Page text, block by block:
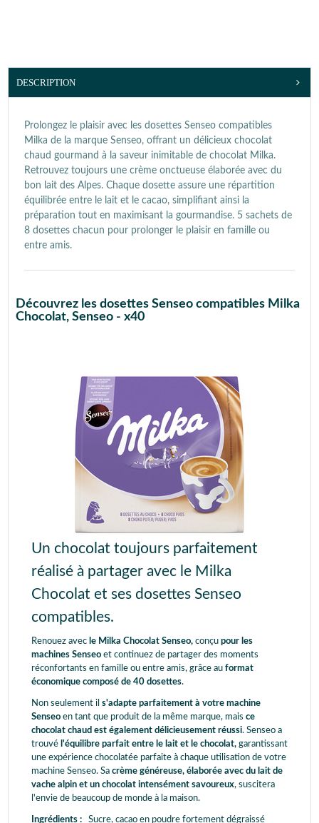
DESCRIPTION
Prolongez le plaisir avec les dosettes Senseo compatibles
Milka de la marque Senseo, offrant un délicieux chocolat
chaud gourmand à la saveur inimitable de chocolat Milka.
Retrouvez toujours une crème onctueuse élaborée avec du
bon lait des Alpes. Chaque dosette assure une répartition
équilibrée entre le lait et le cacao, simplifiant ainsi la
préparation tout en maximisant la gourmandise. 5 sachets de
8 dosettes chacun pour prolonger le plaisir en famille ou
entre amis.
Découvrez les dosettes Senseo compatibles Milka
Chocolat, Senseo - x40
Un chocolat toujours parfaitement
réalisé à partager avec le Milka
Chocolat et ses dosettes Senseo
compatibles.
Renouez avec le Milka Chocolat Senseo, conçu pour les
machines Senseo et continuez de partager des moments
réconfortants en famille ou entre amis, grâce au format
économique composé de 40 dosettes.
Non seulement il s'adapte parfaitement à votre machine
Senseo en tant que produit de la même marque, mais ce
chocolat chaud est également délicieusement réussi. Senseo a
trouvé l'équilibre parfait entre le lait et le chocolat, garantissant
une expérience chocolatée parfaite à chaque utilisation de votre
machine Senseo. Sa crème généreuse, élaborée avec du lait de
vache alpin et un chocolat intensément savoureux, suscitera
l'envie de beaucoup de monde à la maison.
Ingrédients : Sucre, cacao en poudre fortement dégraissé